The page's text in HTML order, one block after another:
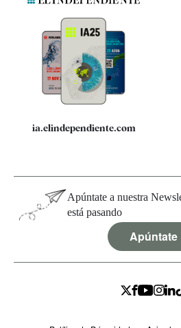
Quiénes somos
Especificaciones
ia.elindependiente.com
Apúntate a nuestra
está pasando
Apúntate